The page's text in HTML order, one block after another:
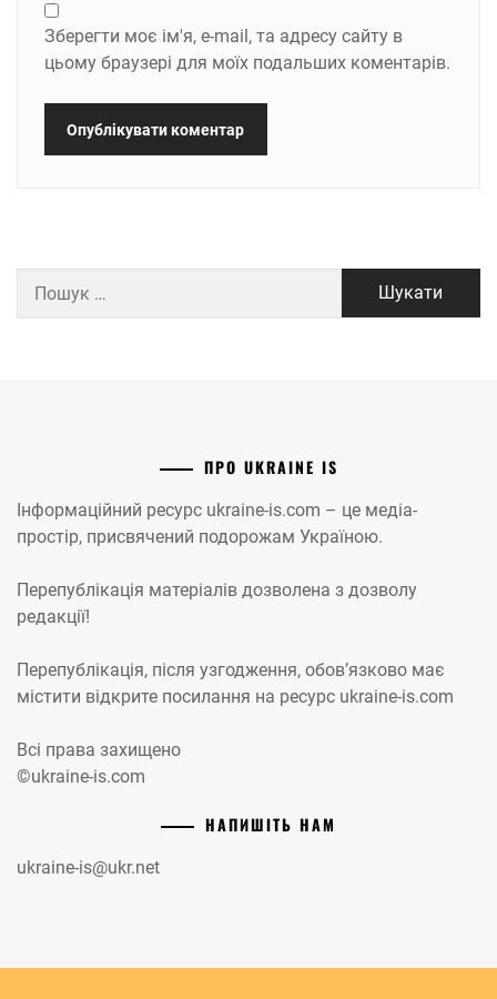
Зберегти моє ім'я, e-mail, та адресу сайту в
цьому браузері для моїх подальших коментарів.
ПРО UKRAINE IS
Інформаційний ресурс ukraine-is.com – це медіа-
простір, присвячений подорожам Україною.
Перепублікація матеріалів дозволена з дозволу
редакції!
Перепублікація, після узгодження, обов’язково має
містити відкрите посилання на ресурс ukraine-is.com
Всі права захищено
©ukraine-is.com
НАПИШІТЬ НАМ
ukraine-is@ukr.net